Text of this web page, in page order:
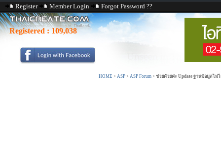
Register Member Login Forgot Password ??
Registered : 109,038
HOME > ASP > ASP Forum > ช่วยด้วยค่ะ Update ฐานข้อมูลไม่